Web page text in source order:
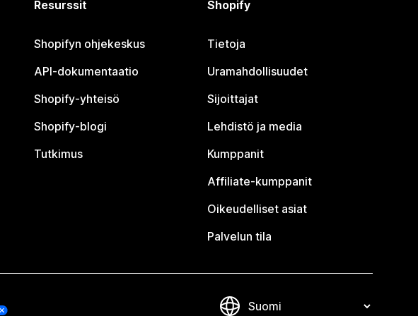
Resurssit
Shopifyn ohjekeskus
API-dokumentaatio
Shopify-yhteisö
Shopify-blogi
Tutkimus
Shopify
Tietoja
Uramahdollisuudet
Sijoittajat
Lehdistö ja media
Kumppanit
Affiliate-kumppanit
Oikeudelliset asiat
Palvelun tila